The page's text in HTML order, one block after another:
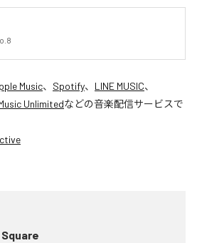
Music、 Spotify、 LINE MUSIC、
Unlimitedなどの音楽配信サービスで